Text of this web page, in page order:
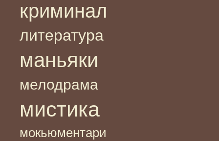
криминал
литература
маньяки
мелодрама
мистика
мокьюментари